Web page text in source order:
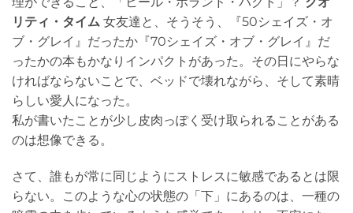
リティ・タイム 女友達と、そうそう、『50シェイズ・オ
ブ・グレイ』だったか『70シェイズ・オブ・グレイ』だ
ったかの本もかなりインパクトがあった。その日にやらな
ければならないことで、ベッドで壊れながら、そして素晴
らしい愛人になった。
私が書いたことが少し皮肉っぽく受け取られることがある
のは想像できる。
さて、誰もが常に同じようにストレスに敏感であるとは限
らない。このような心の状態の「下」にあるのは、一種の